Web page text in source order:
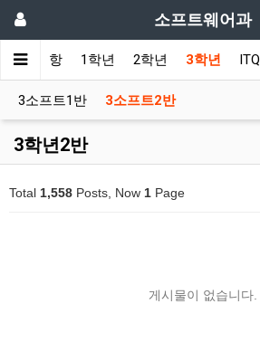
소프트웨어과
공지사항 1학년 2학년 3학년 ITQ
3소프트1반 3소프트2반
3학년2반
Total 1,558 Posts, Now 1 Page
게시물이 없습니다.